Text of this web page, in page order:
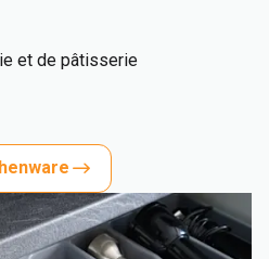
et de pâtisserie